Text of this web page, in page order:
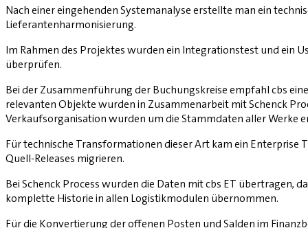
Nach einer eingehenden Systemanalyse erstellte man ein
Lieferantenharmonisierung.
Im Rahmen des Projektes wurden ein Integrationstest und ein
überprüfen.
Bei der Zusammenführung der Buchungskreise empfahl cbs
relevanten Objekte wurden in Zusammenarbeit mit Schenck
Verkaufsorganisation wurden um die Stammdaten aller Werke
Für technische Transformationen dieser Art kam ein Enterprise
Quell-Releases migrieren.
Bei Schenck Process wurden die Daten mit cbs ET
komplette Historie in allen Logistikmodulen übernommen.
Für die Konvertierung der offenen Posten und Salden im